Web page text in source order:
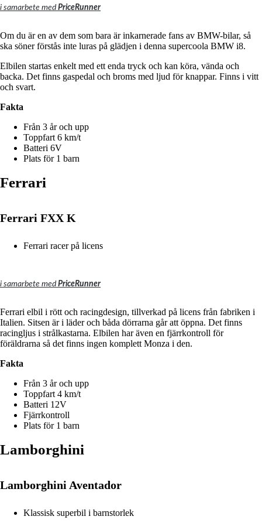
i samarbete med PriceRunner
Om du är en av dem som bara är inkarnerade fans av BMW-bilar, så
ska söner förstås inte luras på glädjen i denna supercoola BMW i8.
Elbilen startas enkelt med ett enda tryck och kan köra, vända och
backa. Det finns gaspedal och broms med ljud för knappar. Finns i vitt
och svart.
Fakta
Från 3 år och upp
Toppfart 6 km/t
Batteri 6V
Plats för 1 barn
Ferrari
Ferrari FXX K
Ferrari racer på licens
i samarbete med PriceRunner
Ferrari elbil i rött och racingdesign, tillverkad på licens från fabriken i
Italien. Sitsen är i läder och båda dörrarna går att öppna. Det finns
racingljus i strålkastarna. Elbilen har även en fjärrkontroll för
föräldrarna så det finns ingen komplett Monza i den.
Fakta
Från 3 år och upp
Toppfart 4 km/t
Batteri 12V
Fjärrkontroll
Plats för 1 barn
Lamborghini
Lamborghini Aventador
Klassisk superbil i barnstorlek